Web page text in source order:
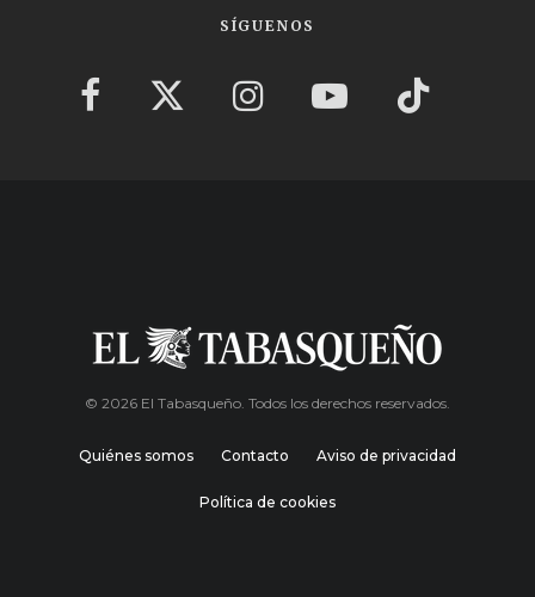
SÍGUENOS
© 2026 El Tabasqueño. Todos los derechos reservados.
Quiénes somos Contacto Aviso de privacidad
Política de cookies